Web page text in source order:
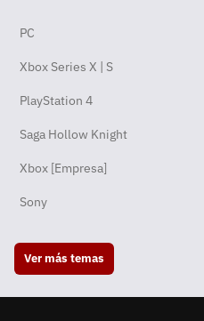
PC
Xbox Series X | S
PlayStation 4
Saga Hollow Knight
Xbox [Empresa]
Sony
Ver más temas